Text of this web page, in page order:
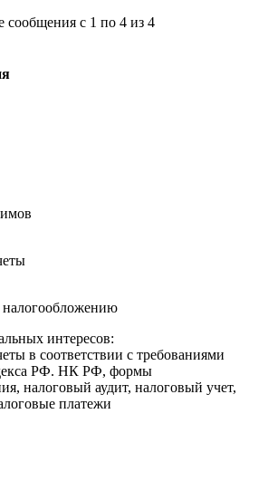
сообщения с 1 по 4 из 4
налогообложению
интересов:
в соответствии с требованиями
РФ. НК РФ, формы
налоговый аудит, налоговый учет,
платежи